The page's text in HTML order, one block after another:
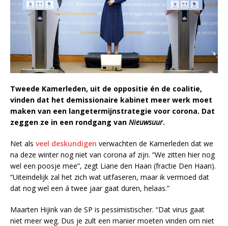
Tweede Kamerleden, uit de oppositie én de coalitie,
vinden dat het demissionaire kabinet meer werk moet
maken van een langetermijnstrategie voor corona. Dat
zeggen ze in een rondgang van Nieuwsuur.
Net als veel deskundigen verwachten de Kamerleden dat we
na deze winter nog niet van corona af zijn. “We zitten hier nog
wel een poosje mee”, zegt Liane den Haan (fractie Den Haan).
“Uiteindelijk zal het zich wat uitfaseren, maar ik vermoed dat
dat nog wel een á twee jaar gaat duren, helaas.”
Maarten Hijink van de SP is pessimistischer. “Dat virus gaat
niet meer weg. Dus je zult een manier moeten vinden om niet